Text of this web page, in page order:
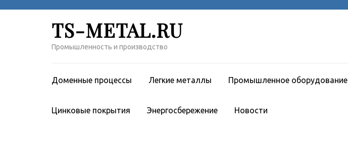
содержимомуTS-METAL.RU
Промышленность и производство
Доменные процессы Легкие металлы Промышленное оборудование
Цинковые покрытия Энергосбережение Новости